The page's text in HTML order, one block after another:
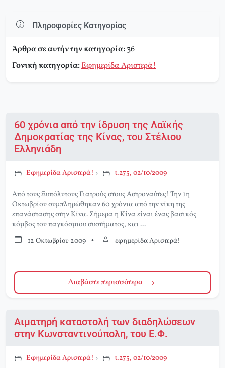
Πληροφορίες Κατηγορίας
Άρθρα σε αυτήν την κατηγορία:36
Γονική κατηγορία:Εφημερίδα Αριστερά!
60 χρόνια από την ίδρυση της Λαϊκής
Δημοκρατίας της Κίνας, του Στέλιου
Ελληνιάδη
Εφημερίδα Αριστερά! › τ.275, 02/10/2009
Από τους Ξυπόλυτους Γιατρούς στους Αστροναύτες! Την 1η
Οκτωβρίου συμπληρώθηκαν 60 χρόνια από την νίκη της
επανάστασης στην Κίνα. Σήμερα η Κίνα είναι ένας βασικός
κόμβος του παγκόσμιου συστήματος, και ...
12 Οκτωβρίου 2009 • εφημερίδα Αριστερά!
Διαβάστε περισσότερα
Αιματηρή καταστολή των διαδηλώσεων
στην Κωνσταντινούπολη, του Ε.Φ.
Εφημερίδα Αριστερά! › τ.275, 02/10/2009